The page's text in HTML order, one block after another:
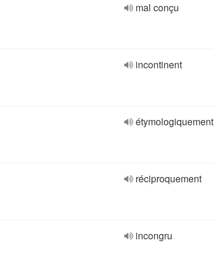
mal conçu
incontinent
étymologiquement
réciproquement
incongru